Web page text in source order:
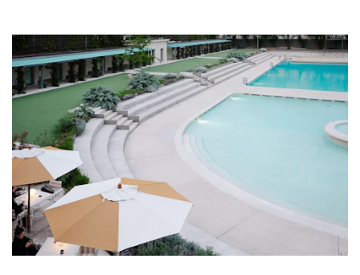
ins Boot – oder besser – an die Studiowände. Es gibt (prickelnde)
Getränke, ein Buffet voller Leckereien und Live Musik zu späterer
Stunde. Ein Fest für alle Sinne&hellip